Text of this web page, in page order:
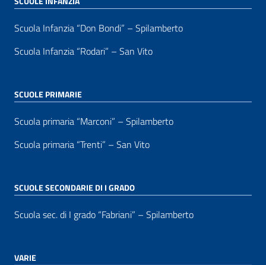
Scuola Infanzia “Don Bondi” – Spilamberto
Scuola Infanzia “Rodari” – San Vito
SCUOLE PRIMARIE
Scuola primaria “Marconi” – Spilamberto
Scuola primaria “Trenti” – San Vito
SCUOLE SECONDARIE DI I GRADO
Scuola sec. di I grado “Fabriani” – Spilamberto
VARIE